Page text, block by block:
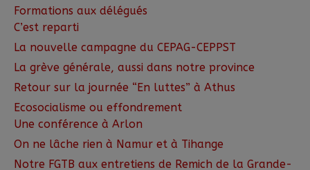
Formations aux délégués
C’est reparti
La nouvelle campagne du CEPAG-CEPPST
La grève générale, aussi dans notre province
Retour sur la journée “En luttes” à Athus
Ecosocialisme ou effondrement
Une conférence à Arlon
On ne lâche rien à Namur et à Tihange
Notre FGTB aux entretiens de Remich de la Grande-